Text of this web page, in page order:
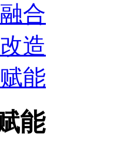
合
造
能
能